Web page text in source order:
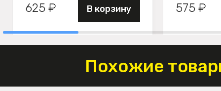
625 ₽ В корзину 575 ₽
Похожие